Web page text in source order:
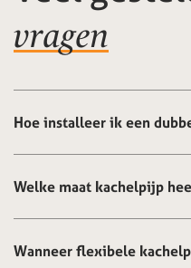
vragen
Hoe installeer ik een
Welke maat kachelpijp
Wanneer flexibele